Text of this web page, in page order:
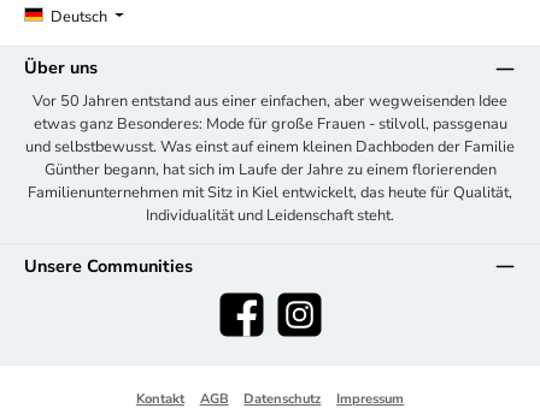
Deutsch
Über uns
Vor 50 Jahren entstand aus einer einfachen, aber wegweisenden Idee
etwas ganz Besonderes: Mode für große Frauen - stilvoll, passgenau
und selbstbewusst. Was einst auf einem kleinen Dachboden der Familie
Günther begann, hat sich im Laufe der Jahre zu einem florierenden
Familienunternehmen mit Sitz in Kiel entwickelt, das heute für Qualität,
Individualität und Leidenschaft steht.
Unsere Communities
Facebook Instagram
Kontakt AGB Datenschutz Impressum